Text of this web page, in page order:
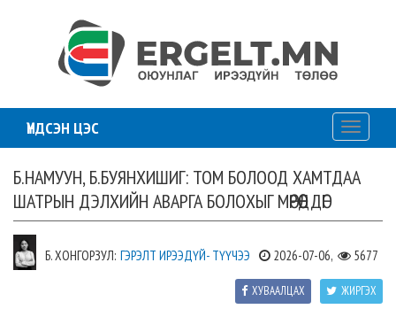
ҮНДСЭН ЦЭС
Toggle
Б.НАМУУН, Б.БУЯНХИШИГ: ТОМ БОЛООД ХАМТДАА
ШАТРЫН ДЭЛХИЙН АВАРГА БОЛОХЫГ МӨРӨӨДДӨГ
Б. ХОНГОРЗУЛ: ГЭРЭЛТ ИРЭЭДҮЙ- ТҮҮЧЭЭ 2026-07-06, 5677
ЖИРГЭХ
ХУВААЛЦАХ